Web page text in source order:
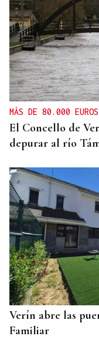
MÁS DE 80.000 EUROS
El Concello de
depurar al río
Verín abre las
Familiar